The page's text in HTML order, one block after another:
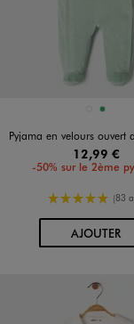
Disponible en 2GRIS CHINE
VERT
Pyjama en velours ouvert devant motif chat
12,99 €
-50% sur le 2ème
5/5 de (83
AJOUTER